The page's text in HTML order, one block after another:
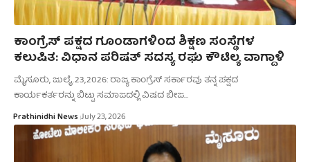
ಕಾಂಗ್ರೆಸ್ ಪಕ್ಷದ ಗೂಂಡಾಗಳಿಂದ ಶಿಕ್ಷಣ ಸಂಸ್ಥೆಗಳ
ಕಲುಷಿತ: ವಿಧಾನ ಪರಿಷತ್ ಸದಸ್ಯ ರಘು ಕೌಟಿಲ್ಯ ವಾಗ್ದಾಳಿ
ಮೈಸೂರು, ಜುಲೈ.23,2026: ರಾಜ್ಯ ಕಾಂಗ್ರೆಸ್ ಸರ್ಕಾರವು ತನ್ನ ಪಕ್ಷದ
ಕಾರ್ಯಕರ್ತರನ್ನು ಬಿಟ್ಟು ಸಮಾಜದಲ್ಲಿ ವಿಷದ ಬೀಜ…
Prathinidhi News July 23, 2026